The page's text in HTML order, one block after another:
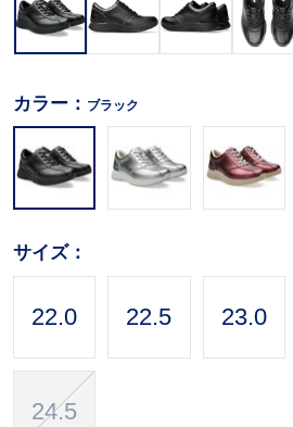
カラー： ブラック
サイズ：
22.0 22.5 23.0
24.5